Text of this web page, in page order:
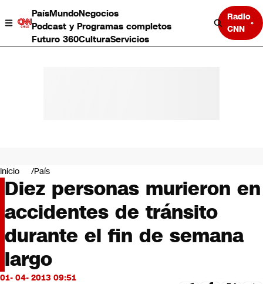
PaísMundoNegocios
Podcast y Programas completos
Futuro 360CulturaServicios
Radio
CNN
Negocios
Deportes
Programas completos
Cultura
Servicios
Bits
CNN tiempo
Futuro 360
Inicio País
Diez personas murieron en
accidentes de tránsito
durante el fin de semana
largo
01- 04- 2013 09:51